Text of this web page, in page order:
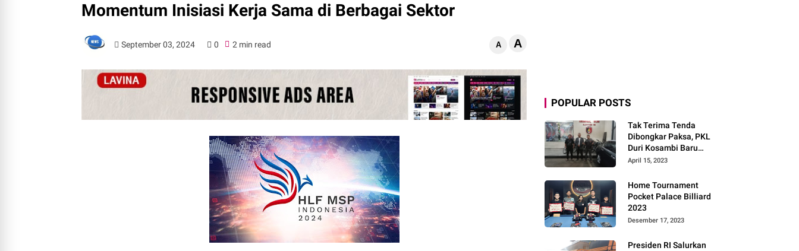
Momentum Inisiasi Kerja Sama di Berbagai Sektor
September 03, 2024 0 2 min read A A
POPULAR POSTS
Tak Terima Tenda
Dibongkar Paksa, PKL
Duri Kosambi Baru
Gugat PT MD
April 15, 2023
Home Tournament
Pocket Palace Billiard
2023
Desember 17, 2023
Presiden RI Salurkan